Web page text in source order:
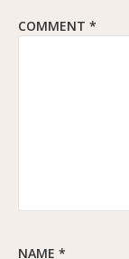
COMMENT *
NAME *